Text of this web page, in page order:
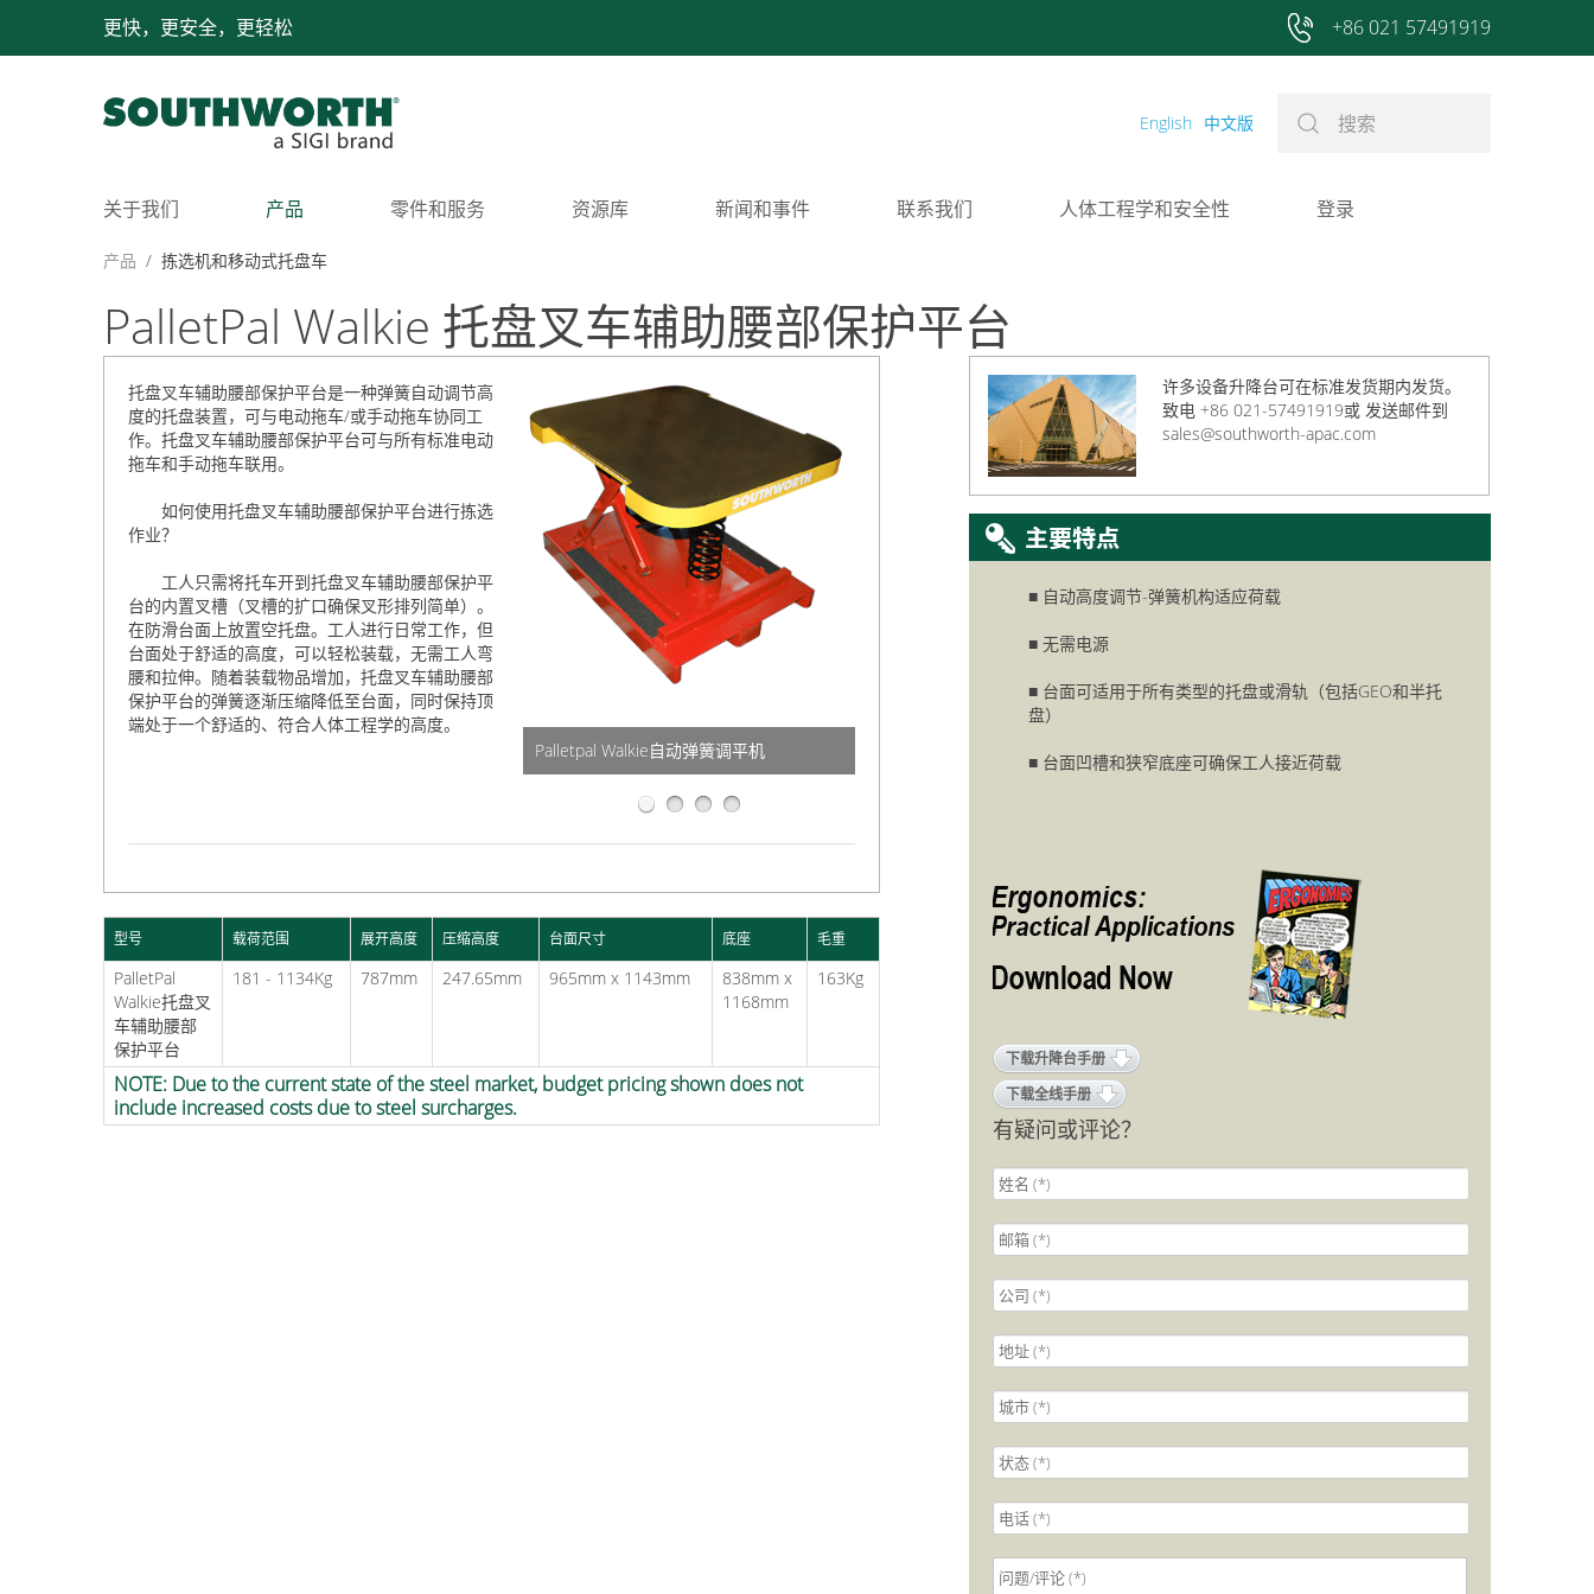
更快，更安全，更轻松 +86 021 57491919
English 中文版
关于我们 产品 零件和服务 资源库 新闻和事件 联系我们 人体工程学和安全性 登录
产品 / 拣选机和移动式托盘车
PalletPal Walkie 托盘叉车辅助腰部保护平台
Palletpal Walkie自动弹簧调平机
坐在动力托盘车的顶部，用于订单拣选
弹簧机构在没有动力或空气的情况下调节
负载高度
使订单选择更快，更安全，更轻松
托盘叉车辅助腰部保护平台是一种弹簧自动调节高
度的托盘装置，可与电动拖车/或手动拖车协同工
作。托盘叉车辅助腰部保护平台可与所有标准电动
拖车和手动拖车联用。
如何使用托盘叉车辅助腰部保护平台进行拣选
作业？
工人只需将托车开到托盘叉车辅助腰部保护平
台的内置叉槽（叉槽的扩口确保叉形排列简单）。
在防滑台面上放置空托盘。工人进行日常工作，但
台面处于舒适的高度，可以轻松装载，无需工人弯
腰和拉伸。随着装载物品增加，托盘叉车辅助腰部
保护平台的弹簧逐渐压缩降低至台面，同时保持顶
端处于一个舒适的、符合人体工程学的高度。
许多设备升降台可在标准发货期内发货。
致电 +86 021-57491919或 发送邮件到
sales@southworth-apac.com
■ 自动高度调节-弹簧机构适应荷载
■ 无需电源
■ 台面可适用于所有类型的托盘或滑轨（包括GEO和半托
盘）
■ 台面凹槽和狭窄底座可确保工人接近荷载
下载升降台手册
下载全线手册
有疑问或评论？
型号 载荷范围 展开高度 压缩高度 台面尺寸 底座 毛重
PalletPal
Walkie托盘叉
车辅助腰部
保护平台
181 - 1134Kg 787mm 247.65mm 965mm x 1143mm
838mm x
1168mm
163Kg
NOTE: Due to the current state of the steel market, budget pricing shown does not
include increased costs due to steel surcharges.